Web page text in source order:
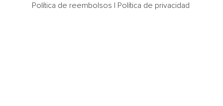
Política de reembolsos | Política de privacidad